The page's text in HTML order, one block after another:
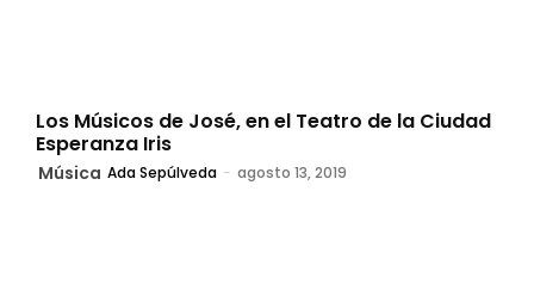
Los Músicos de José, en el Teatro de la Ciudad
Esperanza Iris
Música Ada Sepúlveda - agosto 13, 2019